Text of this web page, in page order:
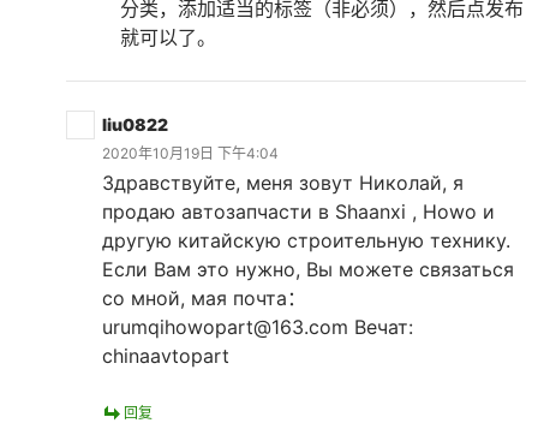
分类，添加适当的标签（非必须），然后点发布
就可以了。
liu0822
2020年10月19日 下午4:04
Здравствуйте, меня зовут Николай, я
продаю автозапчасти в Shaanxi , Howo и
другую китайскую строительную технику.
Если Вам это нужно, Вы можете связаться
со мной, мая почта：
urumqihowopart@163.com Вечат:
chinaavtopart
回复